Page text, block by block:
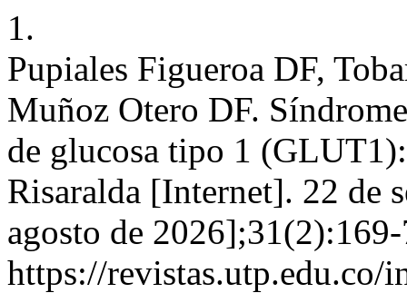
1.
Pupiales Figueroa DF,
Muñoz Otero DF.
de glucosa tipo 1
Risaralda [Internet]. 22 de
agosto de
https://revistas.utp.edu.co/